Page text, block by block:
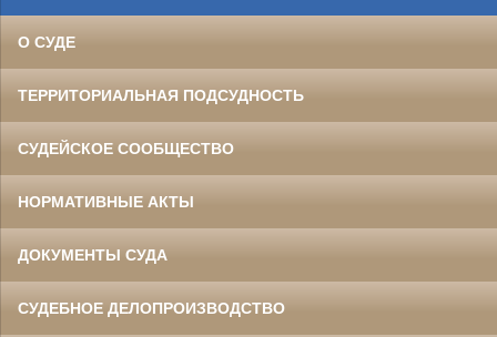
О СУДЕ
ТЕРРИТОРИАЛЬНАЯ ПОДСУДНОСТЬ
СУДЕЙСКОЕ СООБЩЕСТВО
НОРМАТИВНЫЕ АКТЫ
ДОКУМЕНТЫ СУДА
СУДЕБНОЕ ДЕЛОПРОИЗВОДСТВО